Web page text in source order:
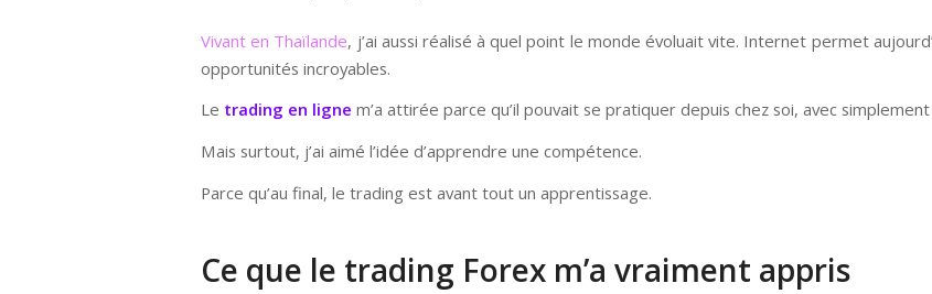
Vivant en Thaïlande, j’ai aussi réalisé à quel point le monde évoluait vite. Internet permet
opportunités incroyables.
Le trading en ligne m’a attirée parce qu’il pouvait se pratiquer depuis chez soi, avec
Mais surtout, j’ai aimé l’idée d’apprendre une compétence.
Parce qu’au final, le trading est avant tout un apprentissage.
Ce que le trading Forex m’a vraiment appris